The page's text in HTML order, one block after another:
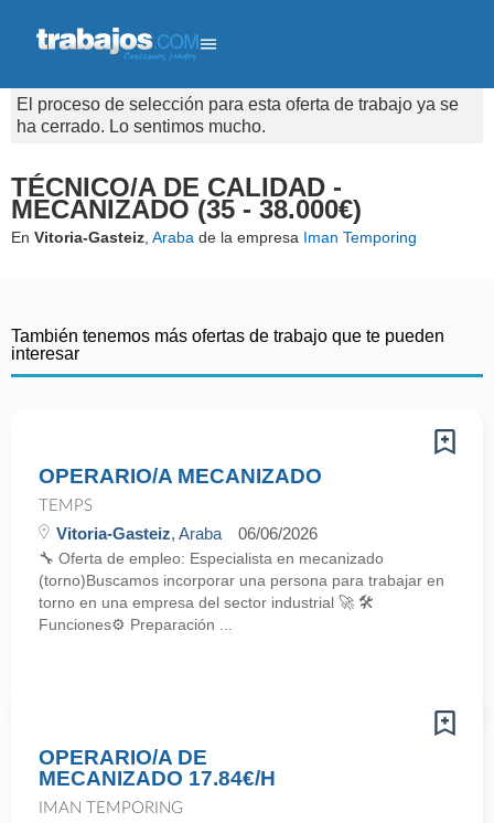
El proceso de selección para esta oferta de trabajo ya se
ha cerrado. Lo sentimos mucho.
TÉCNICO/A DE CALIDAD -
MECANIZADO (35 - 38.000€)
En Vitoria-Gasteiz Araba de la empresa Iman Temporing
También tenemos más ofertas de trabajo que te pueden
interesar
OPERARIO/A MECANIZADO
TEMPS
Vitoria-Gasteiz, Araba 06/06/2026
🔧 Oferta de empleo: Especialista en mecanizado
(torno)Buscamos incorporar una persona para trabajar en
torno en una empresa del sector industrial 🚀 🛠️
Funciones⚙️ Preparación ...
OPERARIO/A DE
MECANIZADO 17.84€/H
IMAN TEMPORING